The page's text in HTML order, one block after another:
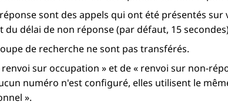
sont des appels qui ont été présentés
du délai de non réponse (par défaut, 15
de recherche ne sont pas transférés.
renvoi sur occupation » et de « renvoi sur non-
numéro n'est configuré, elles utilisent le
».